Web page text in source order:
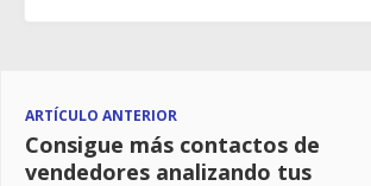
ARTÍCULO ANTERIOR
Consigue más contactos de
vendedores analizando tus